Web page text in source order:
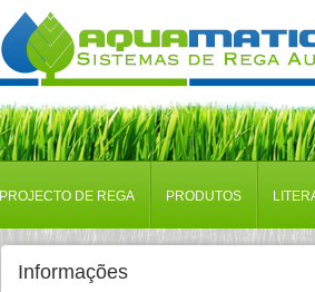
PROJECTO DE REGA PRODUTOS
Informações